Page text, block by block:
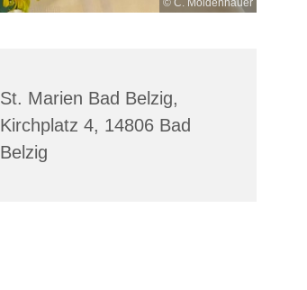
St. Marien Bad Belzig,
Kirchplatz 4, 14806 Bad
Belzig